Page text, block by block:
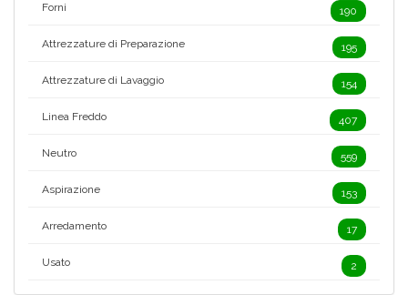
Forni 190
Attrezzature di Preparazione 195
Attrezzature di Lavaggio 154
Linea Freddo 407
Neutro 559
Aspirazione 153
Arredamento 17
Usato 2